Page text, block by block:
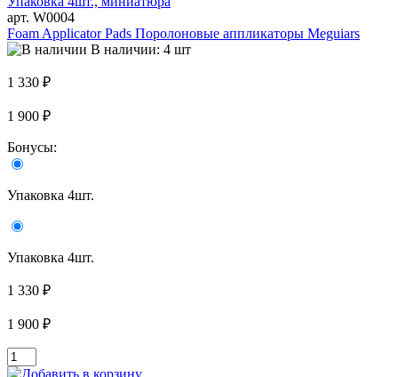
арт. W0004
Foam Applicator Pads Поролоновые аппликаторы Meguiars
В наличии: 4 шт
1 330 ₽
1 900 ₽
Бонусы:
Упаковка 4шт.
Упаковка 4шт.
1 330 ₽
1 900 ₽